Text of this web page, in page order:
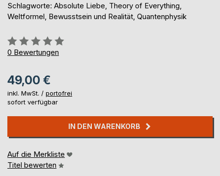
Schlagworte: Absolute Liebe, Theory of Everything,
Weltformel, Bewusstsein und Realität, Quantenphysik
Bewertung::
0%
0 Bewertungen
49,00 €
inkl. MwSt. / portofrei
sofort verfügbar
IN DEN WARENKORB
Auf die Merkliste
Titel bewerten